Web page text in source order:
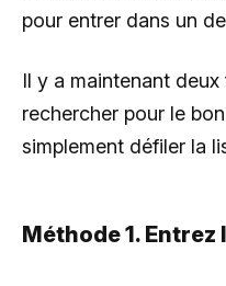
pour entrer dans un
Il y a maintenant
rechercher pour le
simplement défiler la
Méthode 1.